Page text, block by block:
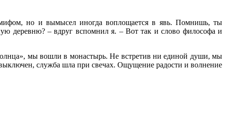
мифом, но и вымысел иногда воплощается в явь. Помнишь, ты
деревню? – вдруг вспомнил я. – Вот так и слово философа и
мы вошли в монастырь. Не встретив ни единой души, мы
служба шла при свечах. Ощущение радости и волнение